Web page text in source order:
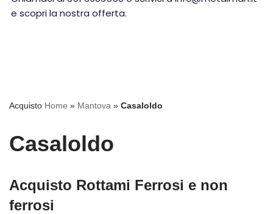
e scopri la nostra offerta.
Acquisto Home » Mantova » Casaloldo
Casaloldo
Acquisto Rottami Ferrosi e non
ferrosi